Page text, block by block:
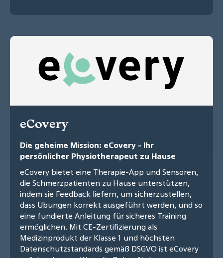
eCovery
Die geheime Mission: eCovery - Ihr
persönlicher Physiotherapeut zu Hause
eCovery bietet eine Therapie-App und Sensoren,
die Schmerzpatienten zu Hause unterstützen,
indem sie Feedback liefern, um sicherzustellen,
dass Übungen korrekt ausgeführt werden, und so
eine fundierte Anleitung für sicheres Training
ermöglichen. Mit CE-Zertifizierung als
Medizinprodukt der Klasse 1 und höchsten
Datenschutzstandards gemäß DSGVO ist eCovery